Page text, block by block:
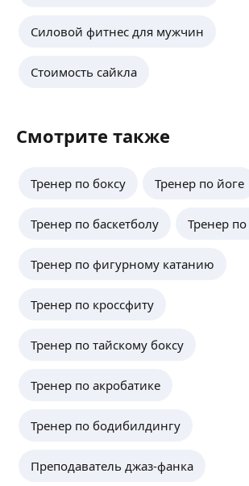
Силовой фитнес для мужчин
Стоимость сайкла
Смотрите также
Тренер по боксу Тренер по йоге
Тренер по баскетболу Тренер
Тренер по фигурному катанию
Тренер по кроссфиту
Тренер по тайскому боксу
Тренер по акробатике
Тренер по бодибилдингу
Преподаватель джаз-фанка